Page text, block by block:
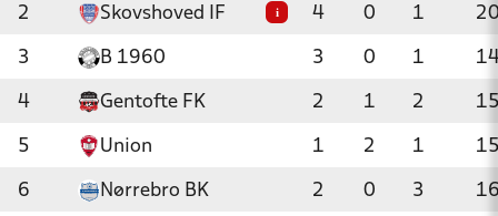
2 Skovshoved IF i 4 0 1
3 B 1960 3 0 1
4 Gentofte FK 2 1 2
5 Union 1 2 1
6 Nørrebro BK 2 0 3